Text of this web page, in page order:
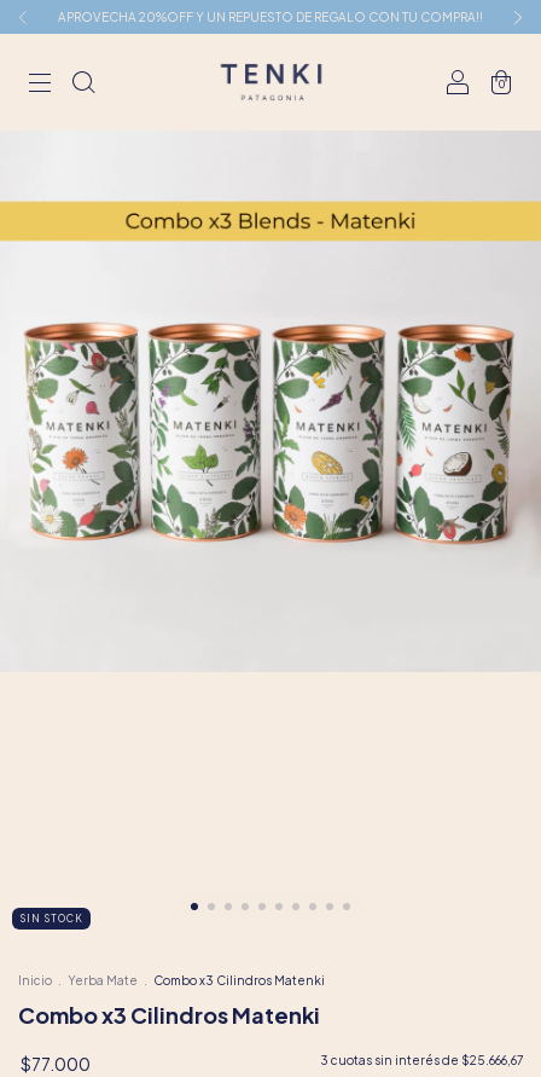
APROVECHA 20%OFF Y UN REPUESTO DE REGALO CON TU COMPRA!!
0
SIN STOCK
Inicio Yerba Mate Combo x3 Cilindros Matenki
Combo x3 Cilindros Matenki
$77.000 3 cuotas sin interés de $25.666,67